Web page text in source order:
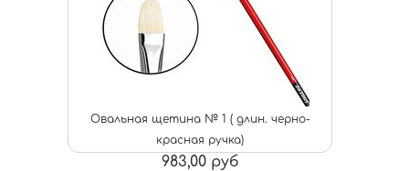
Овальная щетина № 1 ( длин. черно-
красная ручка)
983,00 руб